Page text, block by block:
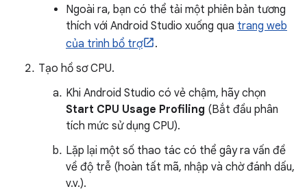
Ngoài ra, bạn có thể tải một phiên bản tương
thích với Android Studio xuống qua trang web
của trình bổ trợ
.
Tạo hồ sơ CPU.
Khi Android Studio có vẻ chậm, hãy chọn
Start CPU Usage Profiling (Bắt đầu phân
tích mức sử dụng CPU).
Lặp lại một số thao tác có thể gây ra vấn đề
về độ trễ (hoàn tất mã, nhập và chờ đánh dấu,
v.v.).